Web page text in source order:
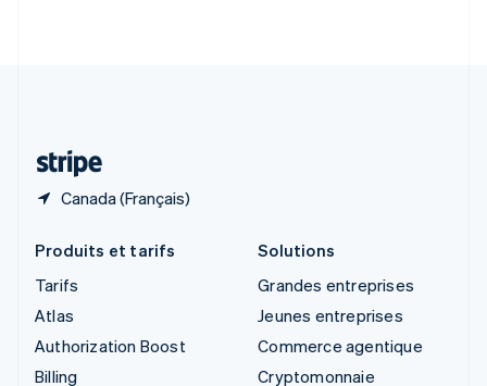
Canada (Français)
Produits et tarifs
Tarifs
Atlas
Authorization Boost
Billing
Solutions
Grandes entreprises
Jeunes entreprises
Commerce agentique
Cryptomonnaie